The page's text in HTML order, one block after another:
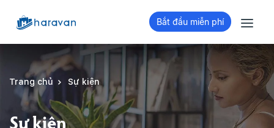
Bắt đầu miễn phí
Trang chủ Sự kiện